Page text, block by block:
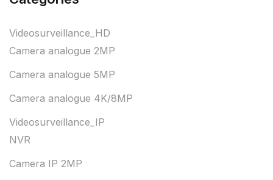
Videosurveillance_HD
Camera analogue 2MP
Camera analogue 5MP
Camera analogue 4K/8MP
Videosurveillance_IP
NVR
Camera IP 2MP